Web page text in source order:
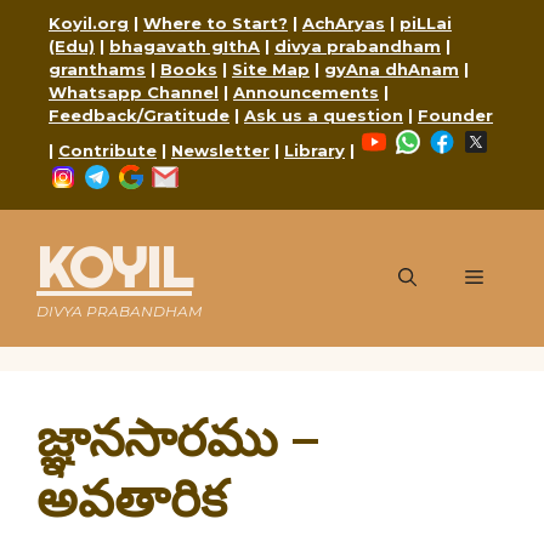
content
Koyil.org | Where to Start? | AchAryas | piLLai
(Edu) | bhagavath gIthA | divya prabandham |
granthams | Books | Site Map | gyAna dhAnam |
Whatsapp Channel | Announcements |
Feedback/Gratitude | Ask us a question | Founder
| Contribute | Newsletter | Library |
YouTubeWhatsApp
Facebook
Instagram
Telegram
Google
KOYIL
DIVYA PRABANDHAM
Menu
జ్ఞానసారము –
అవతారిక